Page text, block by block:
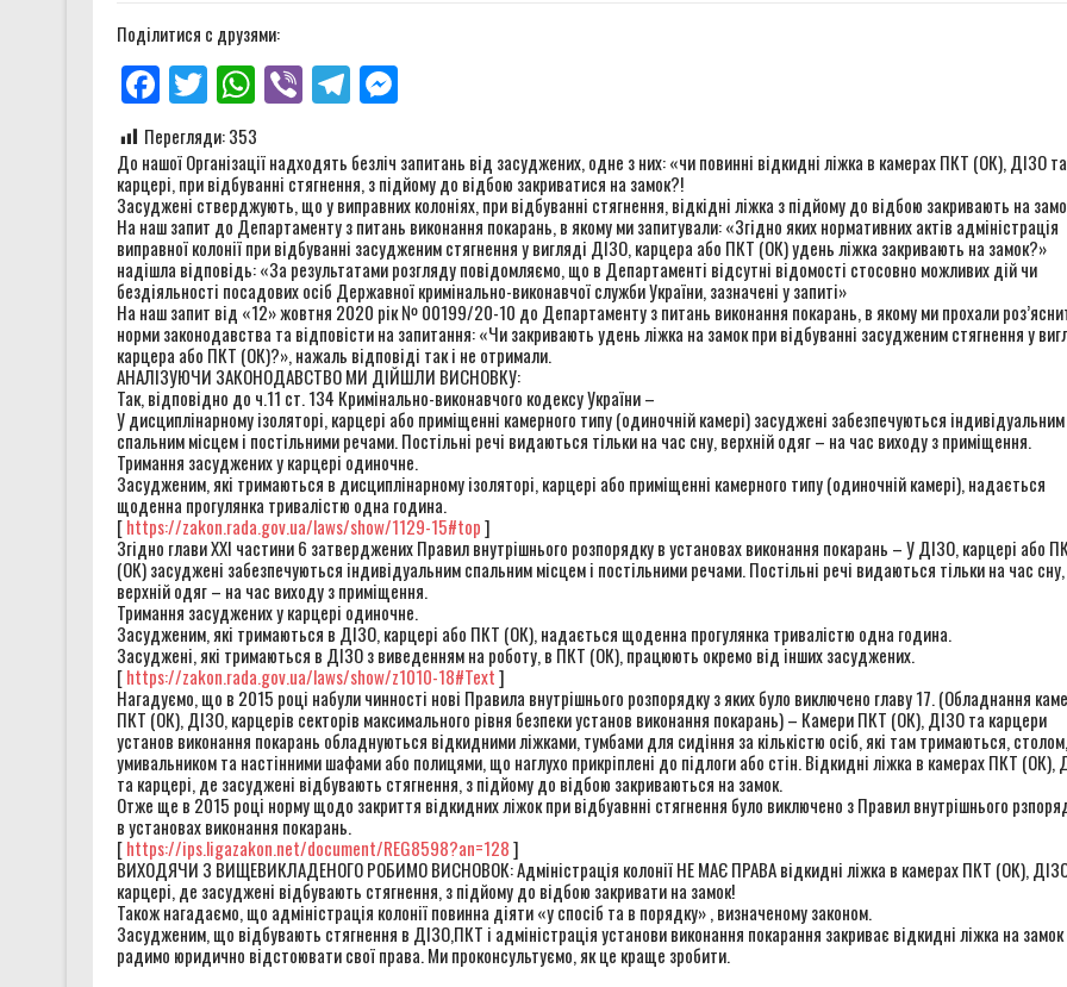
Звіт за результатами моніторингового візиту до Вінницької виправної колонії №86
Правозахисники представили в ОБСЄ докази депортації людей із місць несвободи на
Поділитися с друзями:
Facebook
TwitterWhatsApp
ViberTelegramMessenger
Перегляди: 353
До нашої Організації надходять безліч запитань від засуджених, одне з них: «чи повинні відкидні ліжка в камерах ПКТ (ОК), ДІЗО та
карцері, при відбуванні стягнення, з підйому до відбою закриватися на замок?!
Засуджені стверджують, що у виправних колоніях, при відбуванні стягнення, відкідні ліжка з підйому до відбою закривають на
На наш запит до Департаменту з питань виконання покарань, в якому ми запитували: «Згідно яких нормативних актів адміністрація
виправної колонії при відбуванні засудженим стягнення у вигляді ДІЗО, карцера або ПКТ (ОК) удень ліжка закривають на замок?»
надішла відповідь: «За результатами розгляду повідомляємо, що в Департаменті відсутні відомості стосовно можливих дій чи
бездіяльності посадових осіб Державної кримінально-виконавчої служби України, зазначені у запиті»
На наш запит від «12» жовтня 2020 рік № 00199/20-10 до Департаменту з питань виконання покарань, в якому ми прохали
норми законодавства та відповісти на запитання: «Чи закривають удень ліжка на замок при відбуванні засудженим стягнення у
карцера або ПКТ (ОК)?», нажаль відповіді так і не отримали.
АНАЛІЗУЮЧИ ЗАКОНОДАВСТВО МИ ДІЙШЛИ ВИСНОВКУ:
Так, відповідно до ч.11 ст. 134 Кримінально-виконавчого кодексу України –
У дисциплінарному ізоляторі, карцері або приміщенні камерного типу (одиночній камері) засуджені забезпечуються індивідуальним
спальним місцем і постільними речами. Постільні речі видаються тільки на час сну, верхній одяг – на час виходу з приміщення.
Тримання засуджених у карцері одиночне.
Засудженим, які тримаються в дисциплінарному ізоляторі, карцері або приміщенні камерного типу (одиночній камері), надається
щоденна прогулянка тривалістю одна година.
[https://zakon.rada.gov.ua/laws/show/1129-15#top]
Згідно глави XXI частини 6 затверджених Правил внутрішнього розпорядку в установах виконання покарань – У ДІЗО, карцері або
(ОК) засуджені забезпечуються індивідуальним спальним місцем і постільними речами. Постільні речі видаються тільки на час сну,
верхній одяг – на час виходу з приміщення.
Тримання засуджених у карцері одиночне.
Засудженим, які тримаються в ДІЗО, карцері або ПКТ (ОК), надається щоденна прогулянка тривалістю одна година.
Засуджені, які тримаються в ДІЗО з виведенням на роботу, в ПКТ (ОК), працюють окремо від інших засуджених.
[https://zakon.rada.gov.ua/laws/show/z1010-18#Text]
Нагадуємо, що в 2015 році набули чинності нові Правила внутрішнього розпорядку з яких було виключено главу 17. (Обладнання
ПКТ (ОК), ДІЗО, карцерів секторів максимального рівня безпеки установ виконання покарань) – Камери ПКТ (ОК), ДІЗО та карцери
установ виконання покарань обладнуються відкидними ліжками, тумбами для сидіння за кількістю осіб, які там тримаються, столом,
умивальником та настінними шафами або полицями, що наглухо прикріплені до підлоги або стін. Відкидні ліжка в камерах ПКТ (ОК),
та карцері, де засуджені відбувають стягнення, з підйому до відбою закриваються на замок.
Отже ще в 2015 році норму щодо закриття відкидних ліжок при відбуавнні стягнення було виключено з Правил внутрішнього
в установах виконання покарань.
[https://ips.ligazakon.net/document/REG8598?an=128]
ВИХОДЯЧИ З ВИЩЕВИКЛАДЕНОГО РОБИМО ВИСНОВОК: Адміністрація колонії НЕ МАЄ ПРАВА відкидні ліжка в камерах ПКТ (ОК),
карцері, де засуджені відбувають стягнення, з підйому до відбою закривати на замок!
Також нагадаємо, що адміністрація колонії повинна діяти «у спосіб та в порядку» , визначеному законом.
Засудженим, що відбувають стягнення в ДІЗО,ПКТ і адміністрація установи виконання покарання закриває відкидні ліжка на замок
радимо юридично відстоювати свої права. Ми проконсультуємо, як це краще зробити.